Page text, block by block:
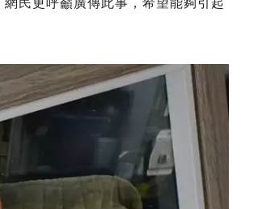
民更呼籲廣傳此事，希望能夠引起